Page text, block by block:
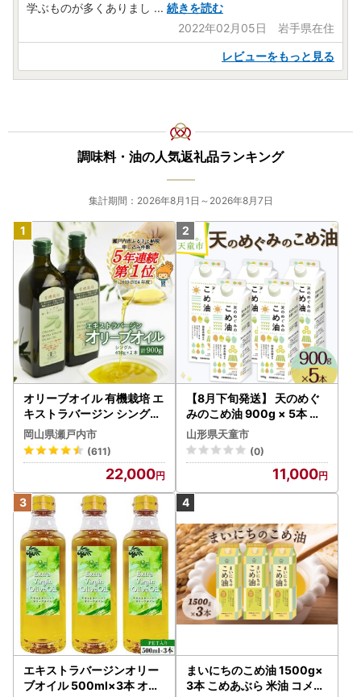
学ぶものが多くありまし ... 続きを読む
2022年02月05日 岩手県在住
レビューをもっと見る
調味料・油の人気返礼品ランキング
集計期間：2026年8月1日～2026年8月7日
オリーブオイル 有機栽培 エ
キストラバージン シングル
2本 オリーブオイル
岡山県瀬戸内市
(611)
22,000
【8月下旬発送】 天のめぐ
みのこめ油 900g × 5本 米
油
山形県天童市
(0)
11,000
エキストラバージンオリー
ブオイル 500ml×3本 オリ
まいにちのこめ油 1500g×
3本 こめあぶら 米油 コメ油